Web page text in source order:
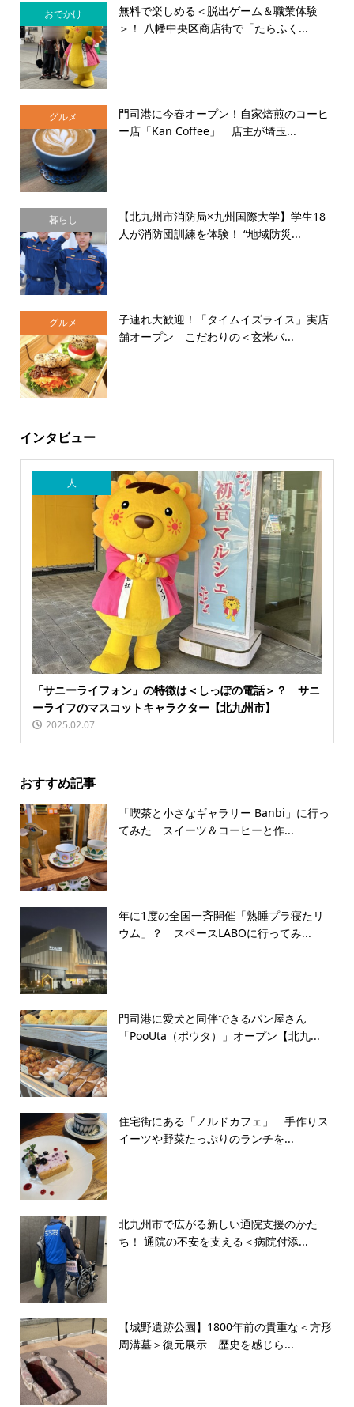
おでかけ
無料で楽しめる＜脱出ゲーム＆職業体験
＞！ 八幡中央区商店街で「たらふく...
グルメ
門司港に今春オープン！自家焙煎のコーヒ
ー店「Kan Coffee」 店主が埼玉...
暮らし
【北九州市消防局×九州国際大学】学生18
人が消防団訓練を体験！ “地域防災...
グルメ
子連れ大歓迎！「タイムイズライス」実店
舗オープン こだわりの＜玄米バ...
インタビュー
人
「サニーライフォン」の特徴は＜しっぽの電話＞？ サニ
ーライフのマスコットキャラクター【北九州市】
2025.02.07
おすすめ記事
「喫茶と小さなギャラリー Banbi」に行っ
てみた スイーツ＆コーヒーと作...
年に1度の全国一斉開催「熟睡プラ寝たリ
ウム」？ スペースLABOに行ってみ...
門司港に愛犬と同伴できるパン屋さん
「PooUta（ポウタ）」オープン【北九...
住宅街にある「ノルドカフェ」 手作りス
イーツや野菜たっぷりのランチを...
北九州市で広がる新しい通院支援のかた
ち！ 通院の不安を支える＜病院付添...
【城野遺跡公園】1800年前の貴重な＜方形
周溝墓＞復元展示 歴史を感じら...